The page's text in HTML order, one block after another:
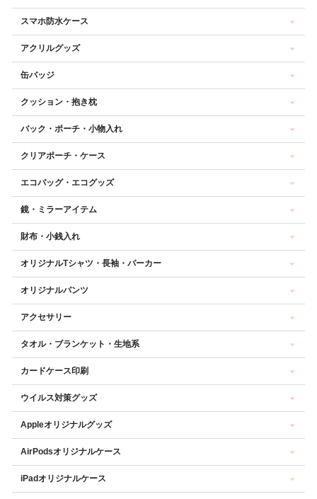
スマホ防水ケース
アクリルグッズ
缶バッジ
クッション・抱き枕
バック・ポーチ・小物入れ
クリアポーチ・ケース
エコバッグ・エコグッズ
鏡・ミラーアイテム
財布・小銭入れ
オリジナルTシャツ・長袖・パーカー
オリジナルパンツ
アクセサリー
タオル・ブランケット・生地系
カードケース印刷
ウイルス対策グッズ
Appleオリジナルグッズ
AirPodsオリジナルケース
iPadオリジナルケース